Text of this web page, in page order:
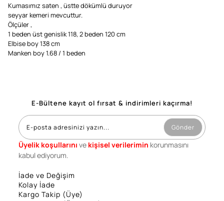
Kumasımız saten , üstte dökümlü duruyor
seyyar kemeri mevcuttur.
Ölçüler ,
1 beden üst genislik 118, 2 beden 120 cm
Elbise boy 138 cm
Manken boy 1.68 / 1 beden
E-Bültene kayıt ol fırsat & indirimleri kaçırma!
Gönder
Üyelik koşullarını ve kişisel verilerimin korunmasını
kabul ediyorum.
İade ve Değişim
Kolay İade
Kargo Takip (Üye)